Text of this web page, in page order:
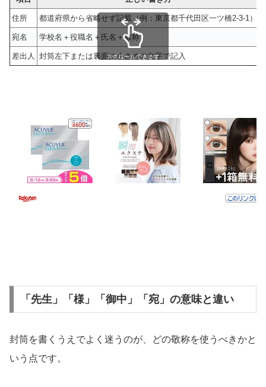
住所 都道府県から省略せず記載（例：東京都千代田区一ツ橋2-3-1）
宛名 学校名＋役職名＋氏名＋敬称
差出人 封筒左下または裏面に小さめの文字で記入
スクロールできます
「先生」「様」「御中」「宛」の意味と違い
封筒を書くうえでよく迷うのが、どの敬称を使うべきかと
いう点です。